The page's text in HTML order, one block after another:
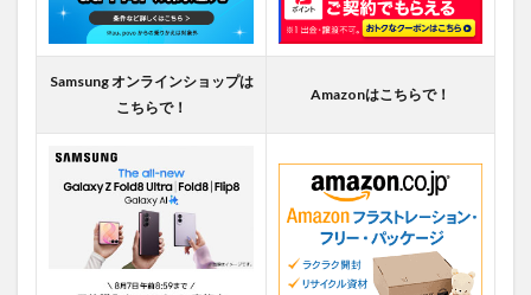
Samsung オンラインショップは
こちらで！
Amazonはこちらで！